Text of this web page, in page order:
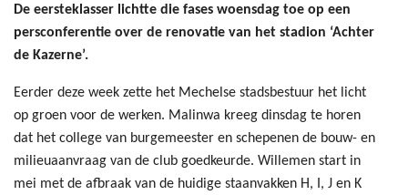
De eersteklasser lichtte die fases woensdag toe op een
persconferentie over de renovatie van het stadion ‘Achter
de Kazerne’.
Eerder deze week zette het Mechelse stadsbestuur het licht
op groen voor de werken. Malinwa kreeg dinsdag te horen
dat het college van burgemeester en schepenen de bouw- en
milieuaanvraag van de club goedkeurde. Willemen start in
mei met de afbraak van de huidige staanvakken H, I, J en K